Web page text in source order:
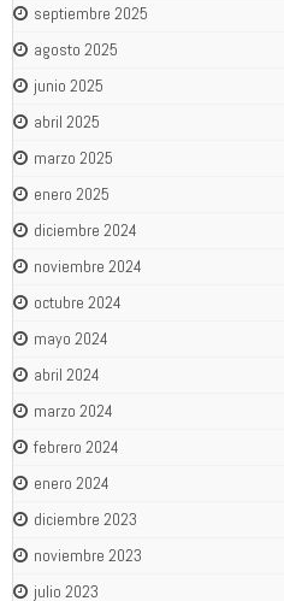
septiembre 2025
agosto 2025
junio 2025
abril 2025
marzo 2025
enero 2025
diciembre 2024
noviembre 2024
octubre 2024
mayo 2024
abril 2024
marzo 2024
febrero 2024
enero 2024
diciembre 2023
noviembre 2023
julio 2023